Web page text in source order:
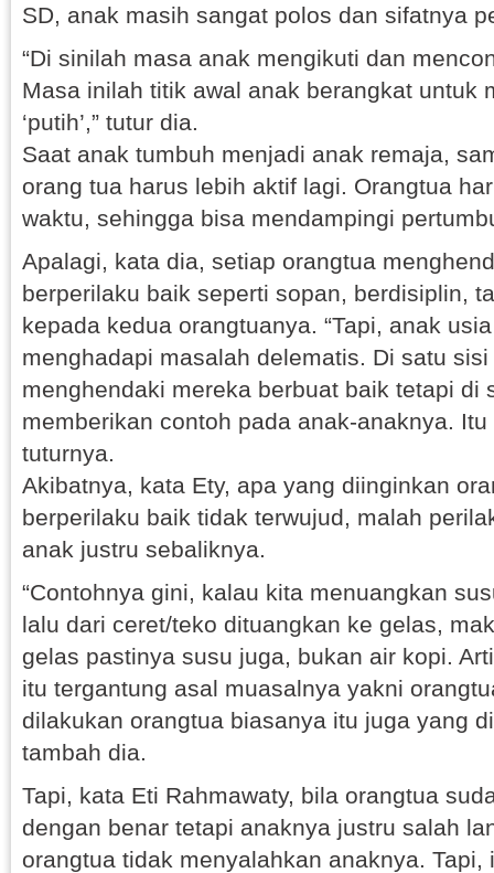
SD, anak masih sangat polos dan sifatnya
“Di sinilah masa anak mengikuti dan
Masa inilah titik awal anak berangkat untuk
‘putih’,” tutur dia.
Saat anak tumbuh menjadi anak remaja,
orang tua harus lebih aktif lagi. Orangtua
waktu, sehingga bisa mendampingi
Apalagi, kata dia, setiap orangtua
berperilaku baik seperti sopan, berdisiplin,
kepada kedua orangtuanya. “Tapi, anak
menghadapi masalah delematis. Di satu
menghendaki mereka berbuat baik tetapi di
memberikan contoh pada anak-anaknya. Itu
tuturnya.
Akibatnya, kata Ety, apa yang diinginkan
berperilaku baik tidak terwujud, malah
anak justru sebaliknya.
“Contohnya gini, kalau kita menuangkan
lalu dari ceret/teko dituangkan ke gelas,
gelas pastinya susu juga, bukan air kopi.
itu tergantung asal muasalnya yakni
dilakukan orangtua biasanya itu juga yang
tambah dia.
Tapi, kata Eti Rahmawaty, bila orangtua
dengan benar tetapi anaknya justru salah
orangtua tidak menyalahkan anaknya. Tapi,